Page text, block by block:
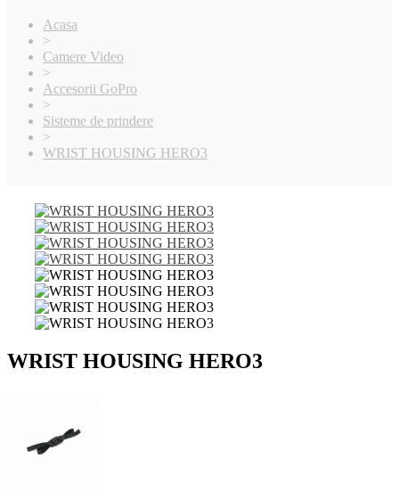
Acasa
>
Camere Video
>
Accesorii GoPro
>
Sisteme de prindere
>
WRIST HOUSING HERO3
WRIST HOUSING HERO3